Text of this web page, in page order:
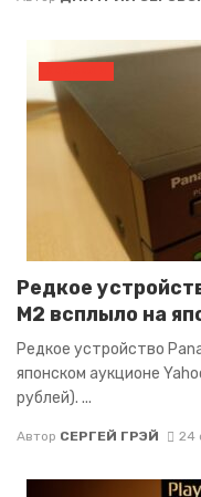
Редкое
M2 всплыло на
Редкое устройство
японском аукционе
рублей). ...
Автор СЕРГЕЙ ГРЭЙ 24